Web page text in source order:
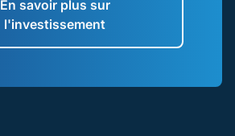
En savoir plus sur
l'investissement